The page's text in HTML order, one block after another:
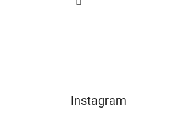
Instagram